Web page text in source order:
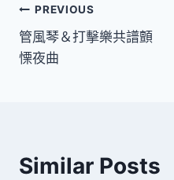
文
章
PREVIOUS
管風琴＆打擊樂共譜顫
慄夜曲
Similar Posts